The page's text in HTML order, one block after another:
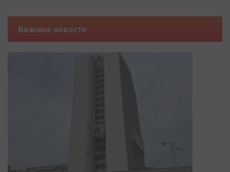
Важные новости